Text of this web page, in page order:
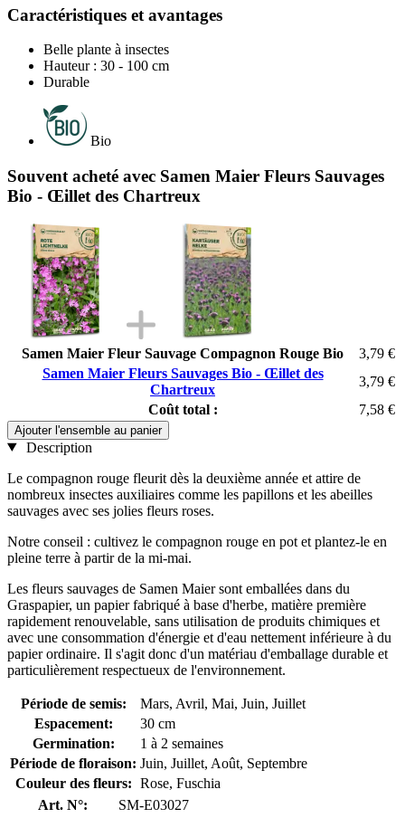
Caractéristiques et avantages
Belle plante à insectes
Hauteur : 30 - 100 cm
Durable
Bio
Souvent acheté avec Samen Maier Fleurs Sauvages
Bio - Œillet des Chartreux
Samen Maier Fleur Sauvage Compagnon Rouge Bio
3,79 €
Samen Maier Fleurs Sauvages Bio - Œillet des
Chartreux
3,79 €
Coût total :
7,58 €
Ajouter l'ensemble au panier
Description
Le compagnon rouge fleurit dès la deuxième année et attire de
nombreux insectes auxiliaires comme les papillons et les abeilles
sauvages avec ses jolies fleurs roses.
Notre conseil : cultivez le compagnon rouge en pot et plantez-le en
pleine terre à partir de la mi-mai.
Les fleurs sauvages de Samen Maier sont emballées dans du
Graspapier, un papier fabriqué à base d'herbe, matière première
rapidement renouvelable, sans utilisation de produits chimiques et
avec une consommation d'énergie et d'eau nettement inférieure à du
papier ordinaire. Il s'agit donc d'un matériau d'emballage durable et
particulièrement respectueux de l'environnement.
Période de semis:
Mars, Avril, Mai, Juin, Juillet
Espacement:
30 cm
Germination:
1 à 2 semaines
Période de floraison: Juin, Juillet, Août, Septembre
Couleur des fleurs: Rose, Fuschia
Art. N°:
SM-E03027